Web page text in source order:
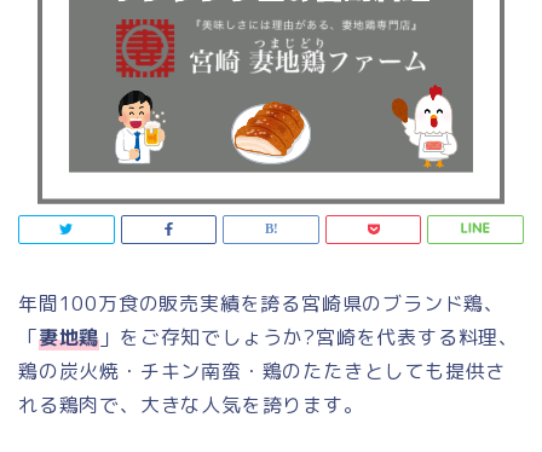
年間100万食の販売実績を誇る宮崎県のブランド鶏、
「妻地鶏 」をご存知でしょうか?宮崎を代表する料理、
鶏の炭火焼・チキン南蛮・鶏のたたきとしても提供さ
れる鶏肉で、大きな人気を誇ります。